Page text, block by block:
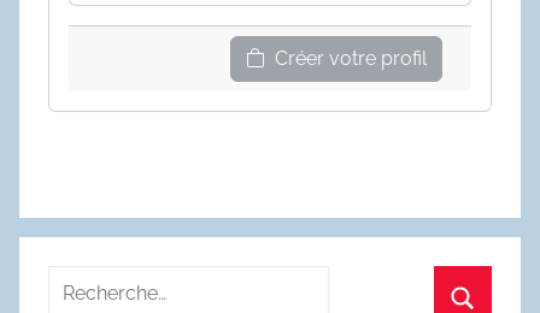
Créer votre profil
Recherche